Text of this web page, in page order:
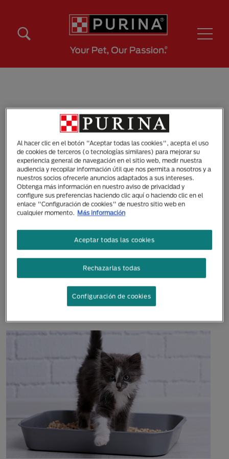
¿Por qué mi gato me muerde?: causas y
soluciones
Al hacer clic en el botón "Aceptar todas las cookies", acepta el uso
de cookies de terceros (o tecnologías similares) para mejorar su
experiencia general de navegación en el sitio web, medir nuestra
audiencia y recopilar información útil que nos permita a nosotros y a
nuestros socios ofrecerle anuncios adaptados a sus intereses.
Obtenga más información en nuestro aviso de privacidad y
configure sus preferencias haciendo clic aquí o haciendo clic en el
enlace "Configuración de cookies" de nuestro sitio web en
cualquier momento.
Más información
Rechazarlas todas
Aceptar todas las cookies
Configuración de cookies